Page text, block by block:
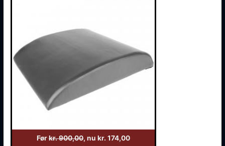
Førkr. 900,00, nu kr. 174,00